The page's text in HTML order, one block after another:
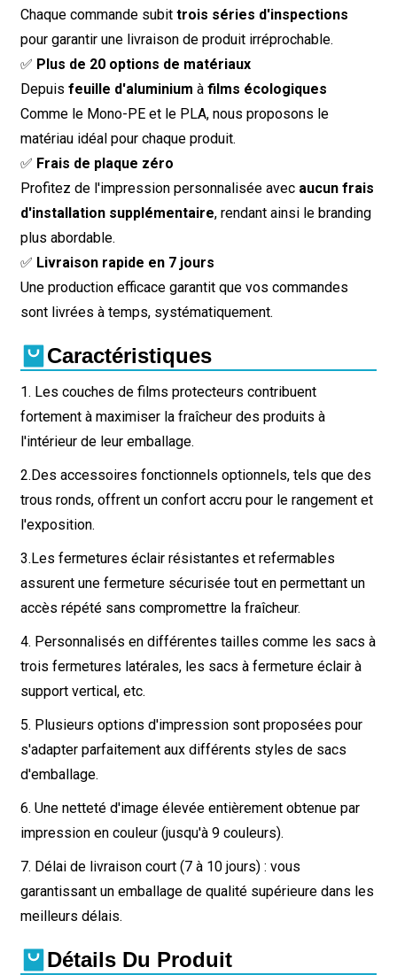
Chaque commande subit trois séries d'inspections
pour garantir une livraison de produit irréprochable.
✅ Plus de 20 options de matériaux
Depuis feuille d'aluminium à films écologiques
Comme le Mono-PE et le PLA, nous proposons le
matériau idéal pour chaque produit.
✅ Frais de plaque zéro
Profitez de l'impression personnalisée avec aucun frais
d'installation supplémentaire, rendant ainsi le branding
plus abordable.
✅ Livraison rapide en 7 jours
Une production efficace garantit que vos commandes
sont livrées à temps, systématiquement.
Caractéristiques
1. Les couches de films protecteurs contribuent
fortement à maximiser la fraîcheur des produits à
l'intérieur de leur emballage.
2.Des accessoires fonctionnels optionnels, tels que des
trous ronds, offrent un confort accru pour le rangement et
l'exposition.
3.Les fermetures éclair résistantes et refermables
assurent une fermeture sécurisée tout en permettant un
accès répété sans compromettre la fraîcheur.
4. Personnalisés en différentes tailles comme les sacs à
trois fermetures latérales, les sacs à fermeture éclair à
support vertical, etc.
5. Plusieurs options d'impression sont proposées pour
s'adapter parfaitement aux différents styles de sacs
d'emballage.
6. Une netteté d'image élevée entièrement obtenue par
impression en couleur (jusqu'à 9 couleurs).
7. Délai de livraison court (7 à 10 jours) : vous
garantissant un emballage de qualité supérieure dans les
meilleurs délais.
Détails Du Produit